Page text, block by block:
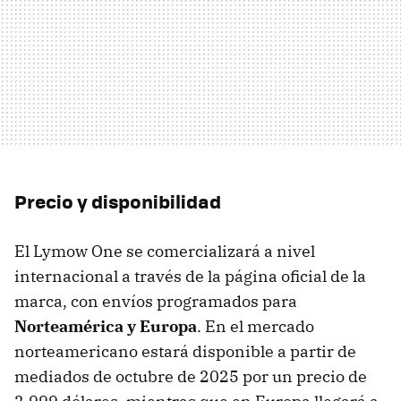
Precio y disponibilidad
El Lymow One se comercializará a nivel
internacional a través de la página oficial de la
marca, con envíos programados para
Norteamérica y Europa. En el mercado
norteamericano estará disponible a partir de
mediados de octubre de 2025 por un precio de